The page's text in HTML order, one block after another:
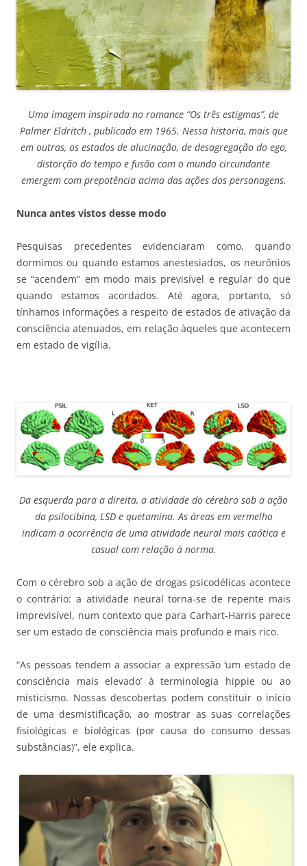
Uma imagem inspirada no romance “Os três estigmas”, de
Palmer Eldritch , publicado em 1965. Nessa historia, mais que
em outras, os estados de alucinação, de desagregação do ego,
distorção do tempo e fusão com o mundo circundante
emergem com prepotência acima das ações dos personagens.
Nunca antes vistos desse modo
Pesquisas precedentes evidenciaram como, quando
dormimos ou quando estamos anestesiados, os neurônios
se “acendem” em modo mais previsível e regular do que
quando estamos acordados. Até agora, portanto, só
tínhamos informações a respeito de estados de ativação da
consciência atenuados, em relação àqueles que acontecem
em estado de vigília.
Da esquerda para a direita, a atividade do cérebro sob a ação
da psilocibina, LSD e quetamina. As áreas em vermelho
indicam a ocorrência de uma atividade neural mais caótica e
casual com relação à norma.
Com o cérebro sob a ação de drogas psicodélicas acontece
o contrário: a atividade neural torna-se de repente mais
imprevisível, num contexto que para Carhart-Harris parece
ser um estado de consciência mais profundo e mais rico.
“As pessoas tendem a associar a expressão ‘um estado de
consciência mais elevado’ à terminologia hippie ou ao
misticismo. Nossas descobertas podem constituir o início
de uma desmistificação, ao mostrar as suas correlações
fisiológicas e biológicas (por causa do consumo dessas
substâncias)”, ele explica.